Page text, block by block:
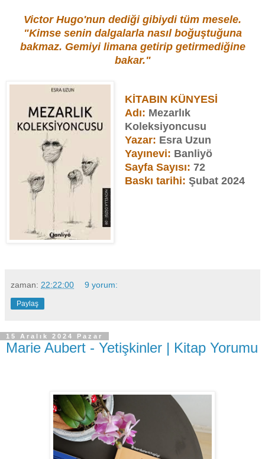
Victor Hugo'nun dediği gibiydi tüm mesele.
"Kimse senin dalgalarla nasıl boğuştuğuna
bakmaz. Gemiyi limana getirip getirmediğine
bakar."
KİTABIN KÜNYESİ
Adı: Mezarlık
Koleksiyoncusu
Yazar: Esra Uzun
Yayınevi: Banliyö
Sayfa Sayısı: 72
Baskı tarihi: Şubat 2024
zaman: 22:22:00 9 yorum:
Paylaş
15 Aralık 2024 Pazar
Marie Aubert - Yetişkinler | Kitap Yorumu